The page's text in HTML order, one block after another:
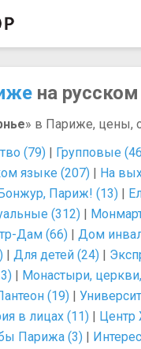
на
» в Париже, цены,
(79) | Групповые
языке (207) | На
Париж! (13) |
(312) |
Дам (66) | Дом
| Для детей (24) |
| Монастыри,
(19) |
в лицах (11) |
Парижа (3) |